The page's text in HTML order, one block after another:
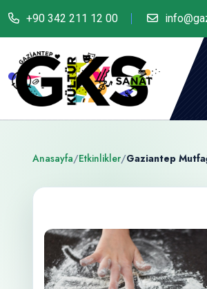
+90 342 211 12 00
Anasayfa/Etkinlikler/Gaziantep